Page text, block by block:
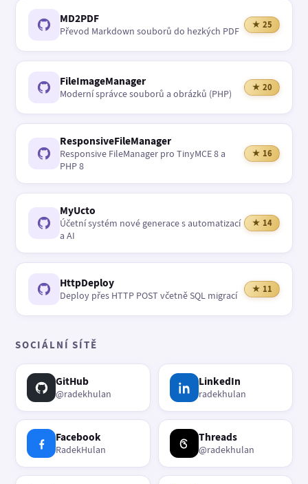
MD2PDF
Převod Markdown souborů do hezkých PDF
★ 25
FileImageManager
Moderní správce souborů a obrázků (PHP)
★ 20
ResponsiveFileManager
Responsive FileManager pro TinyMCE 8 a
PHP 8
★ 16
MyUcto
Účetní systém nové generace s automatizací
a AI
★ 14
HttpDeploy
Deploy přes HTTP POST včetně SQL migrací
★ 11
SOCIÁLNÍ SÍTĚ
GitHub
@radekhulan
LinkedIn
radekhulan
Facebook
RadekHulan
Threads
@radekhulan